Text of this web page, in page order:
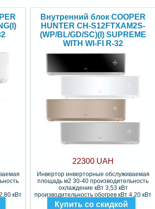
кВт
Внутренний блок COOPER
HUNTER CH-S12FTXAM2S-
(WP/BL/GD/SC)(I) SUPREME
WITH WI-FI R-32
22300 UAH
Инвертор инверторные обслуживаемая
площадь м2 30-40 производительность
охлаждение кВт 3,53 кВт
производительность обогрев кВт 4,20 кВт
Фреон R-32
Купить со скидкой